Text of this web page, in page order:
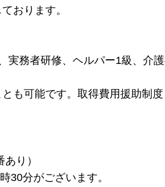
おります。
実務者研修、ヘルパー1級、介
も可能です。取得費用援助制度
り）
30分がございます。